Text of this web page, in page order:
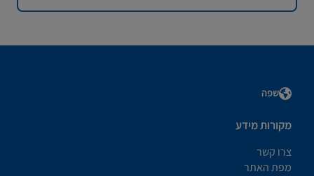
שפה
מקורות מידע
צרו קשר
מפת האתר